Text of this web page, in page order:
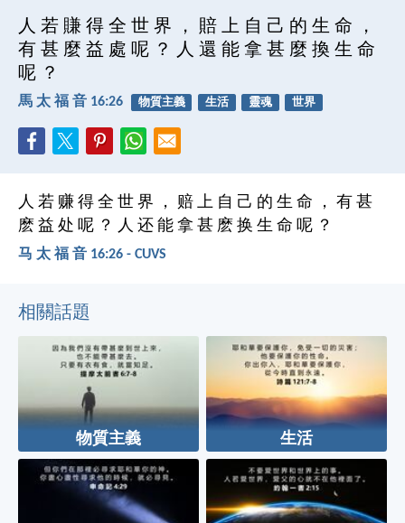
人 若 賺 得 全 世 界 ， 賠 上 自 己 的 生 命 ，
有 甚 麼 益 處 呢 ？ 人 還 能 拿 甚 麼 換 生 命
呢 ？
馬 太 福 音 16:26 物質主義 生活 靈魂 世界
人 若 赚 得 全 世 界 ， 赔 上 自 己 的 生 命 ， 有 甚
麽 益 处 呢 ？ 人 还 能 拿 甚 麽 换 生 命 呢 ？
马 太 福 音 16:26 - CUVS
相關話題
物質主義 生活